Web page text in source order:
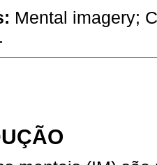
Mental imagery;